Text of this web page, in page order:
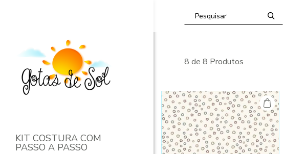
KIT COSTURA COM
PASSO A PASSO
8 de 8 Produtos